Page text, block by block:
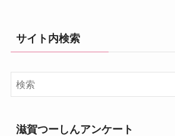
サイト内検索
滋賀つーしんアンケート